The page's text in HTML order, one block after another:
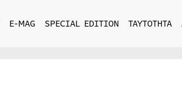
E-MAG SPECIAL EDITION ΤΑΥΤΟΤΗΤΑ